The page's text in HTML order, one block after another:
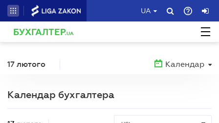
UA
БУХГАЛТЕР.UA
17 лютого Календар
Календар бухгалтера